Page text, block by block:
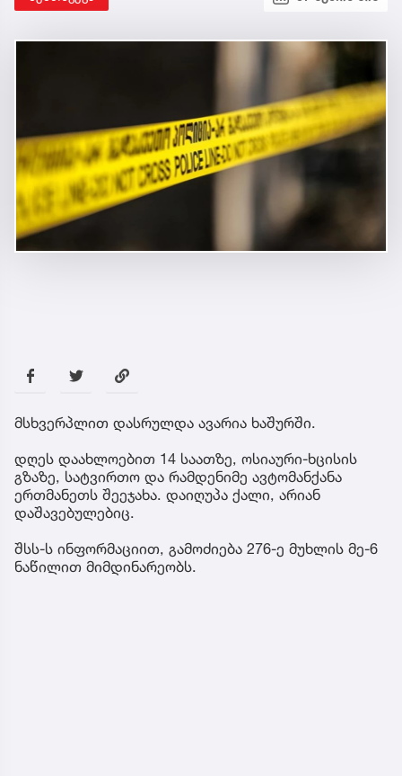
მსხვერპლით დასრულდა ავარია ხაშურში.
დღეს დაახლოებით 14 საათზე, ოსიაური-ხცისის
გზაზე, სატვირთო და რამდენიმე ავტომანქანა
ერთმანეთს შეეჯახა. დაიღუპა ქალი, არიან
დაშავებულებიც.
შსს-ს ინფორმაციით, გამოძიება 276-ე მუხლის მე-6
ნაწილით მიმდინარეობს.